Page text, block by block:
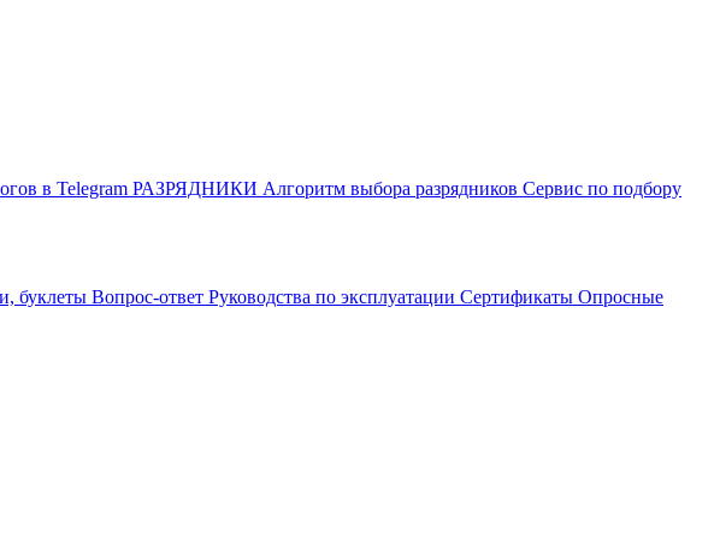
в Telegram РАЗРЯДНИКИ Алгоритм выбора разрядников Сервис по подбору
буклеты Вопрос-ответ Руководства по эксплуатации Сертификаты Опросные